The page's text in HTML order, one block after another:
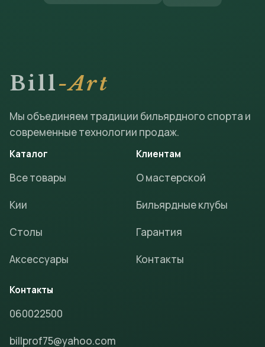
Bill-Art
Мы объединяем традиции бильярдного спорта и
современные технологии продаж.
Каталог
Все товары
Кии
Столы
Аксессуары
Клиентам
О мастерской
Бильярдные клубы
Гарантия
Контакты
Контакты
060022500
billprof75@yahoo.com